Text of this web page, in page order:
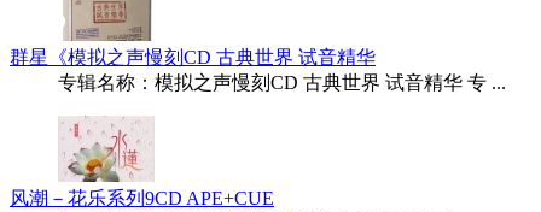
群星《模拟之声慢刻CD 古典世界 试音精华
专辑名称：模拟之声慢刻CD 古典世界 试音精华 专 ...
风潮－花乐系列9CD APE+CUE